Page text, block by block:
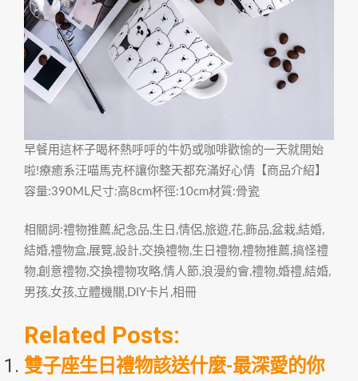
早餐用這杯子喝杯熱呼呼的牛奶或咖啡歡愉的一天就開始
啦!療癒系汪喵馬克杯讓你整天都充滿好心情【商品介紹】
容量:390ML尺寸:高8cm杯徑:10cm材質:骨瓷
相關詞:禮物推薦,紀念品,生日,情侶,旅遊,花,飾品,盆栽,結婚,
結婚,禮物盒,展覽,設計,交換禮物,生日禮物,禮物推薦,搞怪禮
物,創意禮物,交換禮物攻略,情人節,浪漫約會,禮物,婚禮,結婚,
男孩,女孩,立體機關,DIY卡片,相冊
Related Posts:
雙子座生日禮物該送什麼-最深愛的你